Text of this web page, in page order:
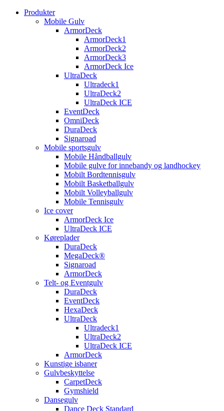
Produkter
Mobile Gulv
ArmorDeck
ArmorDeck1
ArmorDeck2
ArmorDeck3
ArmorDeck Ice
UltraDeck
Ultradeck1
UltraDeck2
UltraDeck ICE
EventDeck
OmniDeck
DuraDeck
Signaroad
Mobile sportsgulv
Mobile Håndballgulv
Mobile gulve for innebandy og landhockey
Mobilt Bordtennisgulv
Mobilt Basketballgulv
Mobilt Volleyballgulv
Mobile Tennisgulv
Ice cover
ArmorDeck Ice
UltraDeck ICE
Køreplader
DuraDeck
MegaDeck®
Signaroad
ArmorDeck
Telt- og Eventgulv
DuraDeck
EventDeck
HexaDeck
UltraDeck
Ultradeck1
UltraDeck2
UltraDeck ICE
ArmorDeck
Kunstige isbaner
Gulvbeskyttelse
CarpetDeck
Gymshield
Dansegulv
Dance Deck Standard